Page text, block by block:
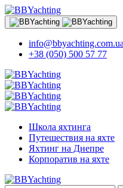
info@bbyachting.com.ua
+38 (050) 500 57 77
Школа яхтинга
Путешествия на яхте
Яхтинг на Днепре
Корпоратив на яхте